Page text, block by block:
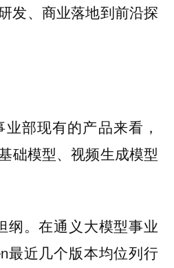
发、商业落地到前沿探
业部现有的产品来看，
础模型、视频生成模型
纲。在通义大模型事业
最近几个版本均位列行